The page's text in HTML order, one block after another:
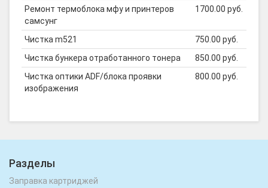
Ремонт термоблока мфу и принтеров
самсунг
1700.00 руб.
Чистка m521
750.00 руб.
Чистка бункера отработанного тонера
850.00 руб.
Чистка оптики ADF/блока проявки
изображения
800.00 руб.
Разделы
Заправка картриджей